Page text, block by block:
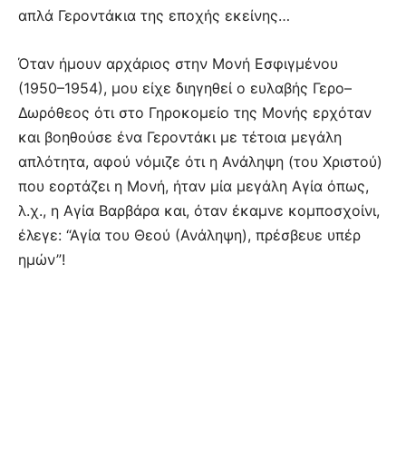
απλά Γεροντάκια της εποχής εκείνης…
Όταν ήμουν αρχάριος στην Μονή Εσφιγμένου
(1950–1954), μου είχε διηγηθεί ο ευλαβής Γερο–
Δωρόθεος ότι στο Γηροκομείο της Μονής ερχόταν
και βοηθούσε ένα Γεροντάκι με τέτοια μεγάλη
απλότητα, αφού νόμιζε ότι η Ανάληψη (του Χριστού)
που εορτάζει η Μονή, ήταν μία μεγάλη Αγία όπως,
λ.χ., η Αγία Βαρβάρα και, όταν έκαμνε κομποσχοίνι,
έλεγε: “Αγία του Θεού (Ανάληψη), πρέσβευε υπέρ
ημών”!